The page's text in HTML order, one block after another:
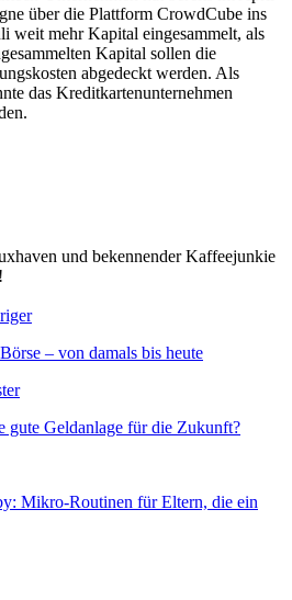
über die Plattform CrowdCube ins
weit mehr Kapital eingesammelt, als
Kapital sollen die
abgedeckt werden. Als
das Kreditkartenunternehmen
und bekennender Kaffeejunkie
– von damals bis heute
gute Geldanlage für die Zukunft?
Mikro-Routinen für Eltern, die ein